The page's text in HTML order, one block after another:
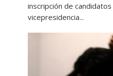
inscripción de
vicepresidencia...